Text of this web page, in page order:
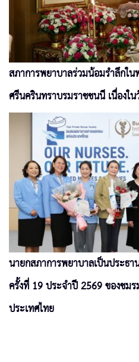
สภาการพยาบาลร่วมน้อมรำลึกใ
ศรีนครินทราบรมราชชนนี เนื่องใ
นายกสภาการพยาบาลเป็นประธ
ครั้งที่ 19 ประจำปี 2569 ของชม
ประเทศไทย